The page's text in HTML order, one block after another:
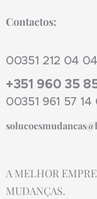
Contactos:
00351 212 04
+351 960 35
00351 961 57 14
A MELHOR
MUDANÇAS.